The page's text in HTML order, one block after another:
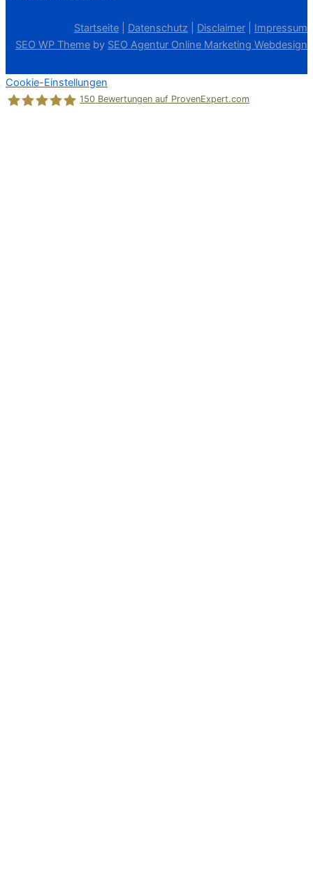
Startseite Datenschutz Disclaimer
Impressum
SEO WP Theme by SEO Agentur Online Marketing Webdesign
Cookie-Einstellungen
150 Bewertungen auf ProvenExpert.com